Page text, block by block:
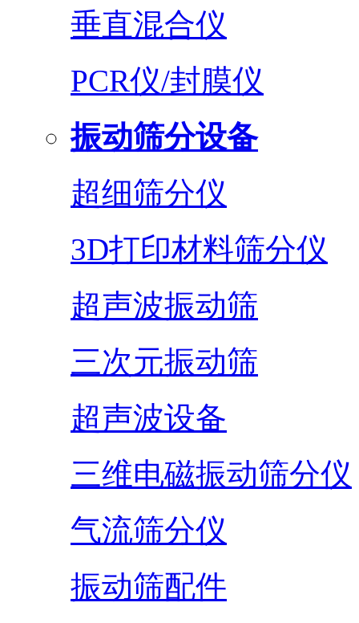
垂直混合仪
PCR仪/封膜仪
振动筛分设备
超细筛分仪
3D打印材料筛分仪
超声波振动筛
三次元振动筛
超声波设备
三维电磁振动筛分仪
气流筛分仪
振动筛配件